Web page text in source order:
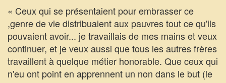
« Ceux qui se présentaient pour embrasser ce
,genre de vie distribuaient aux pauvres tout ce qu'ils
pouvaient avoir... je travaillais de mes mains et veux
continuer, et je veux aussi que tous les autres frères
travaillent à quelque métier honorable. Que ceux qui
n'eu ont point en apprennent un non dans le but (le